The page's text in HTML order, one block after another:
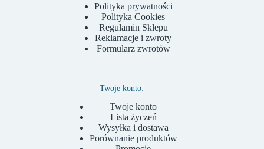
Polityka prywatności
Polityka Cookies
Regulamin Sklepu
Reklamacje i zwroty
Formularz zwrotów
Twoje konto:
Twoje konto
Lista życzeń
Wysyłka i dostawa
Porównanie produktów